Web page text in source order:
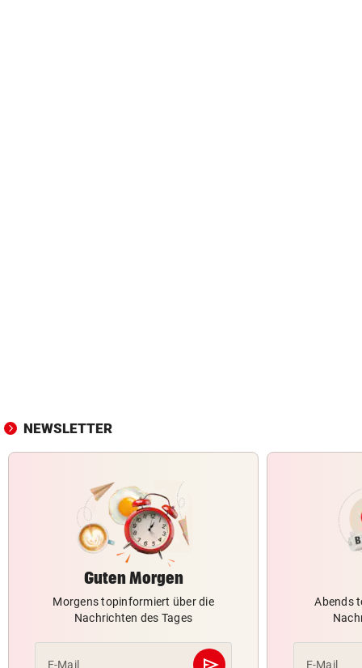
NEWSLETTER
Guten Morgen
Morgens topinformiert über die
Nachrichten des Tages
E-Mail
Abends
E-Mail